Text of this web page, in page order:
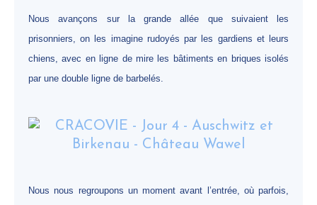
Nous avançons sur la grande allée que suivaient les
prisonniers, on les imagine rudoyés par les gardiens et leurs
chiens, avec en ligne de mire les bâtiments en briques isolés
par une double ligne de barbelés.
Nous nous regroupons un moment avant l’entrée, où parfois,